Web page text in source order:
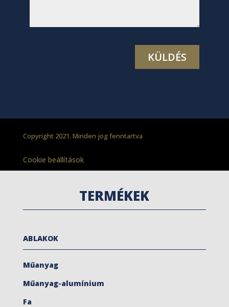
Copyright 2021. Minden jog fenntartva
Cookie beállítások
TERMÉKEK
ABLAKOK
Műanyag
Műanyag-alumínium
Fa